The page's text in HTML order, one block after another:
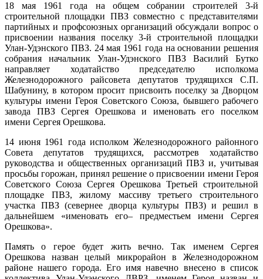
18 мая 1961 года на общем собрании строителей 3-й
строительной площадки ПВЗ совместно с представителями
партийных и профсоюзных организаций обсуждали вопрос о
присвоении названия поселку 3-й строительной площадки
Улан-Удэнского ПВЗ. 24 мая 1961 года на основании решения
собрания начальник Улан-Удэнского ПВЗ Василий Бутко
направляет ходатайство председателю исполкома
Железнодорожного райсовета депутатов трудящихся С.П.
Шабунину, в котором просит присвоить поселку за Дворцом
культуры имени Героя Советского Союза, бывшего рабочего
завода ПВЗ Сергея Орешкова и именовать его поселком
имени Сергея Орешкова.
14 июня 1961 года исполком Железнодорожного районного
Совета депутатов трудящихся, рассмотрев ходатайство
руководства и общественных организаций ПВЗ и, учитывая
просьбы горожан, принял решение о присвоении имени Героя
Советского Союза Сергея Орешкова Третьей строительной
площадке ПВЗ, жилому массиву третьего строительного
участка ПВЗ (севернее дворца культуры ПВЗ) и решил в
дальнейшем «именовать его– предместьем имени Сергея
Орешкова».
Память о герое будет жить вечно. Так именем Сергея
Орешкова назван целый микрорайон в Железнодорожном
районе нашего города. Его имя навечно внесено в список